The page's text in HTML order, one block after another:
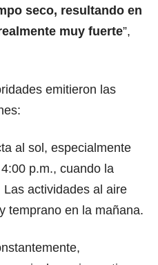
seco, resultando en
muy fuerte”,
emitieron las
al sol, especialmente
p.m., cuando la
actividades al aire
temprano en la mañana.